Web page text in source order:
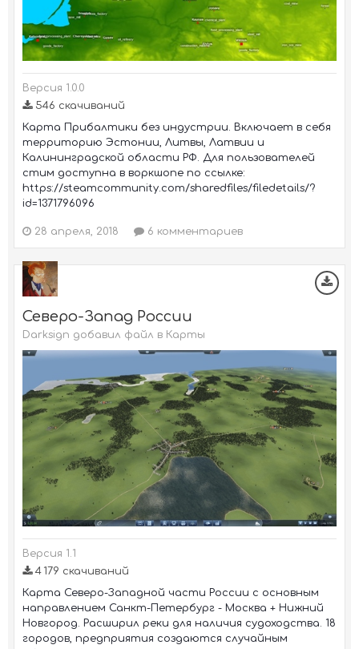
Версия 1.0.0
546 скачиваний
Карта Прибалтики без индустрии. Включает в себя
территорию Эстонии, Литвы, Латвии и
Калининградской области РФ. Для пользователей
стим доступна в воркшопе по ссылке:
https://steamcommunity.com/sharedfiles/filedetails/?
id=1371796096
28 апреля, 2018 6 комментариев
Северо-Запад России
Darksign добавил файл в Карты
Версия 1.1
4 179 скачиваний
Карта Северо-Западной части России с основным
направлением Санкт-Петербург - Москва + Нижний
Новгород. Расширил реки для наличия судоходства. 18
городов, предприятия создаются случайным